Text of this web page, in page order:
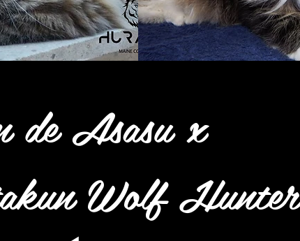
de Asasu x
Wolf Hunter